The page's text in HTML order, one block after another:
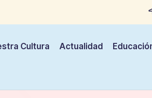
Cultura Actualidad